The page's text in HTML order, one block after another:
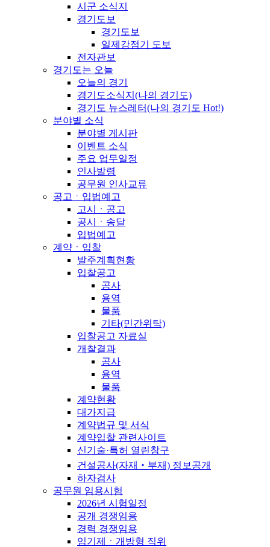
시군 소식지
경기도보
경기도보
일제강점기 도보
전자관보
경기도는 오늘
오늘의 경기
경기도소식지(나의 경기도)
경기도 뉴스레터(나의 경기도 Hot!)
분야별 소식
분야별 게시판
이벤트 소식
주요 업무일정
인사발령
공무원 인사교류
공고ㆍ입법예고
고시ㆍ공고
공시ㆍ송달
입법예고
계약ㆍ입찰
발주계획현황
입찰공고
공사
용역
물품
기타(민간위탁)
입찰공고 자료실
개찰결과
공사
용역
물품
계약현황
대가지급
계약법규 및 서식
계약입찰 관련사이트
신기술·특허 열린창구
건설공사(자재‧부재) 정보공개
하자검사
공무원 임용시험
2026년 시험일정
공개 경쟁임용
경력 경쟁임용
임기제ㆍ개방형 직위